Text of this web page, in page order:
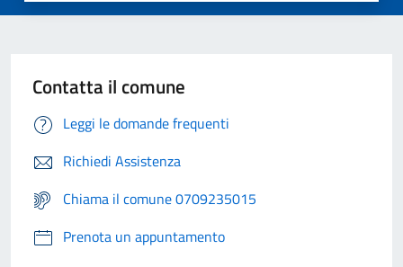
Contatta il comune
Leggi le domande frequenti
Richiedi Assistenza
Chiama il comune 0709235015
Prenota un appuntamento